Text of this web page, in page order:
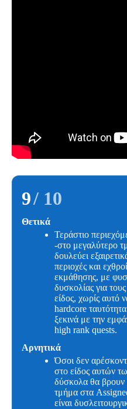
9/ 10
Θετικά
Τεράστιο
-στο μεγαλύτερο
δουλεύει
περιοχές και
εκμάθησης, με
δυσκολίας για
είδος, χωρίς αυτό
hardcore
ξεκινά με την
high rank quests.
Αρνητικά
Όσοι δεν
στο είδος αυτών
δύσκολα θα βρουν
τμήμα στα
είναι